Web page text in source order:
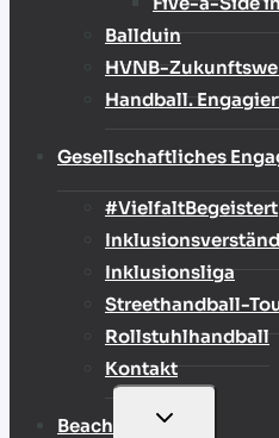
Ballduin
HVNB-
Handball.
Gesellschaftliches
#VielfaltBegeistert
Inklusionsliga
Streethandball-
Rollstuhlhandball
Kontakt
Beach
UNTERMENÜ